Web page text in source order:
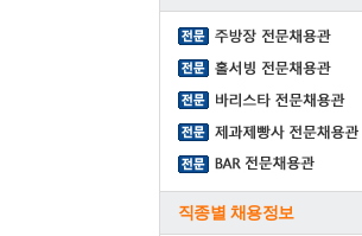
직종별 채용정보